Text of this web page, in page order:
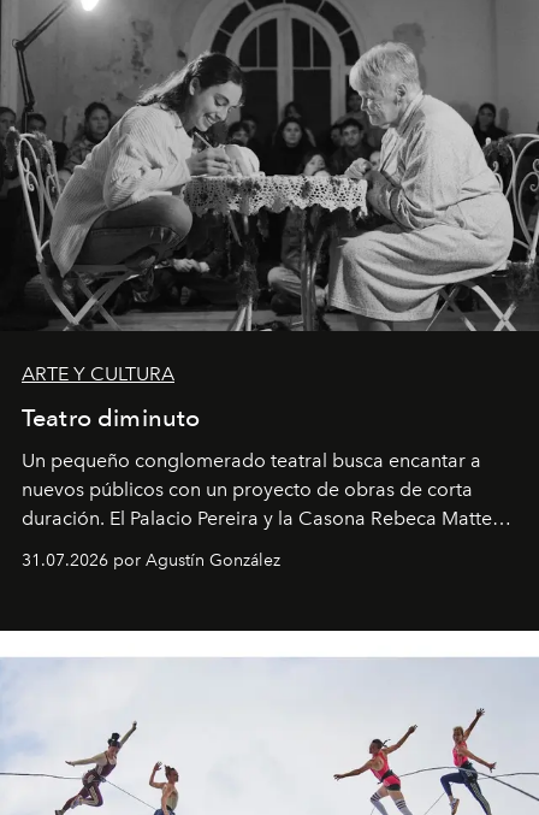
ARTE Y CULTURA
Teatro diminuto
Un pequeño conglomerado teatral busca encantar a
nuevos públicos con un proyecto de obras de corta
duración. El Palacio Pereira y la Casona Rebeca Matte
miniobras. Sus puestas en escena son limpias; ponen el
31.07.2026 por Agustín González